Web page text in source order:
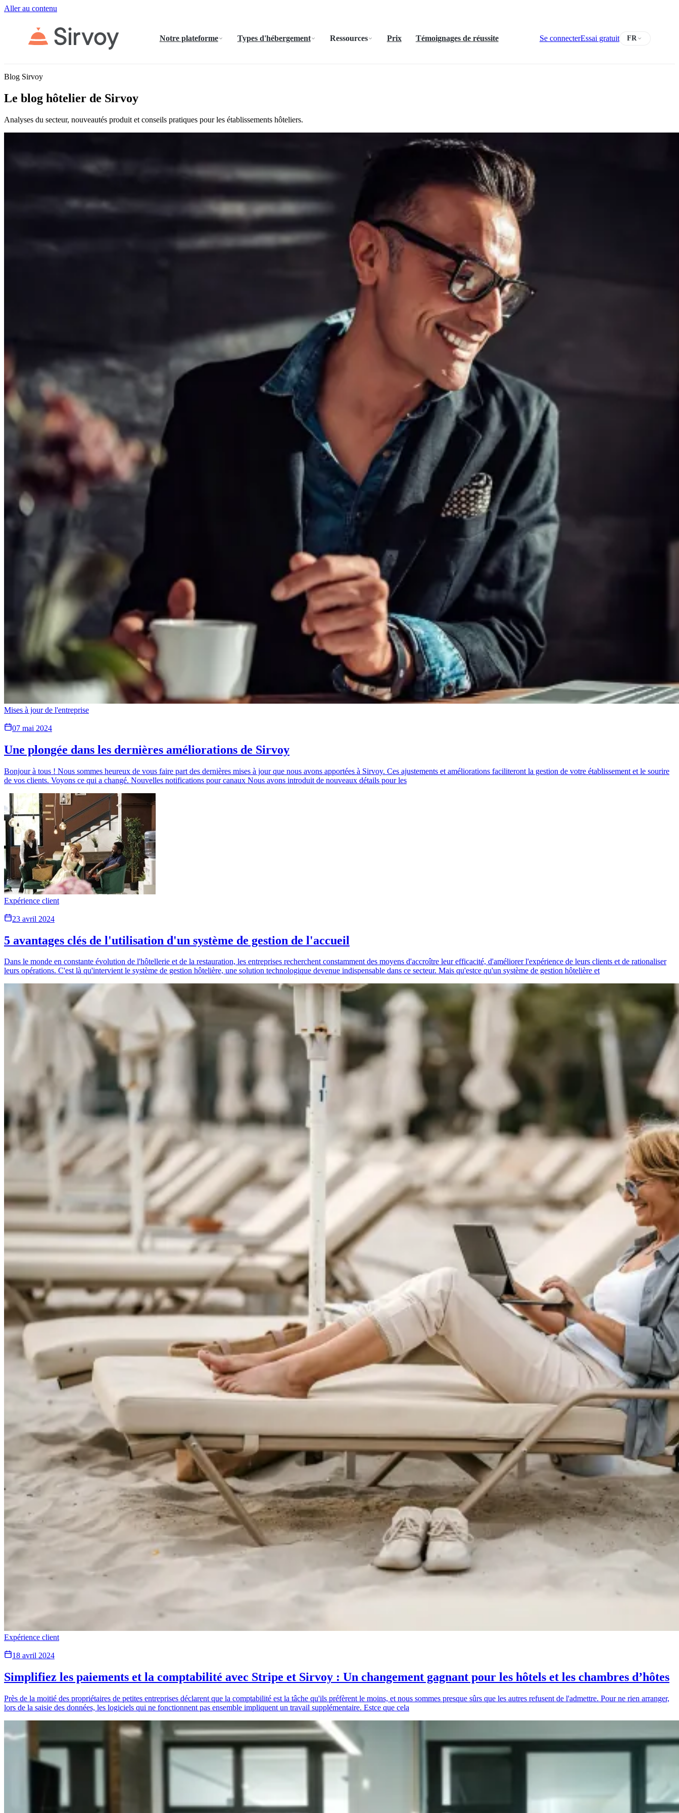
Aller au contenu
Notre plateforme Types d'hébergement Ressources Prix Témoignages de réussite Se connecterEssai gratuit FR
Blog Sirvoy
Le blog hôtelier de Sirvoy
Analyses du secteur, nouveautés produit et conseils pratiques pour les établissements hôteliers.
Mises à jour de l'entreprise
07 mai 2024
Une plongée dans les dernières améliorations de Sirvoy
Bonjour à tous ! Nous sommes heureux de vous faire part des dernières mises à jour que nous avons apportées à Sirvoy. Ces ajustements et améliorations faciliteront la gestion de votre établissement et le sourire
de vos clients. Voyons ce qui a changé. Nouvelles notifications pour canaux Nous avons introduit de nouveaux détails pour les
Expérience client
23 avril 2024
5 avantages clés de l'utilisation d'un système de gestion de l'accueil
Dans le monde en constante évolution de l'hôtellerie et de la restauration, les entreprises recherchent constamment des moyens d'accroître leur efficacité, d'améliorer l'expérience de leurs clients et de rationaliser
leurs opérations. C'est là qu'intervient le système de gestion hôtelière, une solution technologique devenue indispensable dans ce secteur. Mais qu'estce qu'un système de gestion hôtelière et
Expérience client
18 avril 2024
Simplifiez les paiements et la comptabilité avec Stripe et Sirvoy : Un changement gagnant pour les hôtels et les chambres d’hôtes
Près de la moitié des propriétaires de petites entreprises déclarent que la comptabilité est la tâche qu'ils préfèrent le moins, et nous sommes presque sûrs que les autres refusent de l'admettre. Pour ne rien arranger,
lors de la saisie des données, les logiciels qui ne fonctionnent pas ensemble impliquent un travail supplémentaire. Estce que cela